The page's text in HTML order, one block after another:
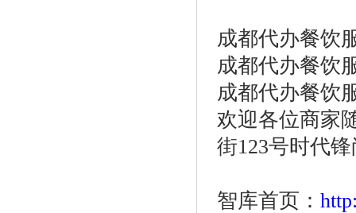
成都代办餐饮
成都代办餐饮
成都代办餐饮
欢迎各位商家
街123号时代锋
智库首页：